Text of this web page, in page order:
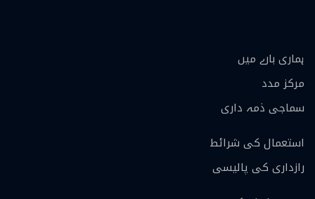
ہماری بارے ميں
مرکز مدد
سماجی ذمہ داری
استعمال کی شرائط
رازداری کی پالیسی